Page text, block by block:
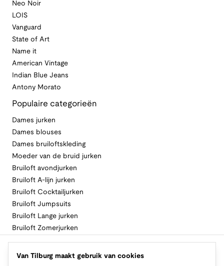
Neo Noir
LOIS
Vanguard
State of Art
Name it
American Vintage
Indian Blue Jeans
Antony Morato
Populaire categorieën
Dames jurken
Dames blouses
Dames bruiloftskleding
Moeder van de bruid jurken
Bruiloft avondjurken
Bruiloft A-lijn jurken
Bruiloft Cocktailjurken
Bruiloft Jumpsuits
Bruiloft Lange jurken
Bruiloft Zomerjurken
Volg Van Tilburg
Van Tilburg maakt gebruik van cookies